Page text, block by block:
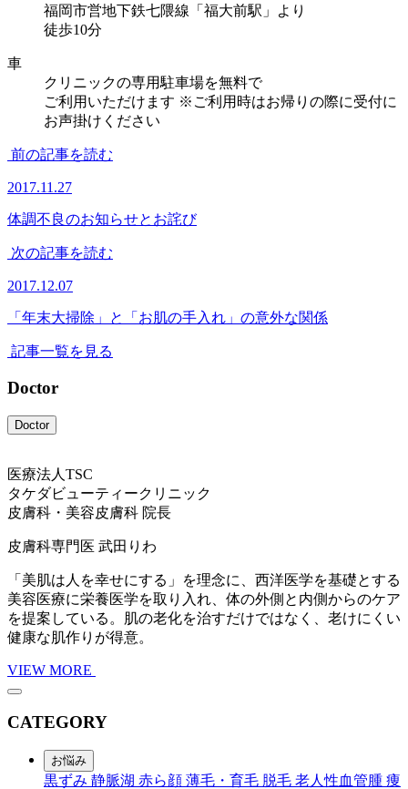
福岡市営地下鉄七隈線「福大前駅」より
徒歩10分
車
クリニックの専用駐車場を無料で
ご利用いただけます ※ご利用時はお帰りの際に受付に
お声掛けください
前の記事を読む
2017.11.27
体調不良のお知らせとお詫び
次の記事を読む
2017.12.07
「年末大掃除」と「お肌の手入れ」の意外な関係
記事一覧を見る
Doctor
Doctor
医療法人TSC
タケダビューティークリニック
皮膚科・美容皮膚科 院長
皮膚科専門医 武田りわ
「美肌は人を幸せにする」を理念に、西洋医学を基礎とする
美容医療に栄養医学を取り入れ、体の外側と内側からのケア
を提案している。肌の老化を治すだけではなく、老けにくい
健康な肌作りが得意。
VIEW MORE
CATEGORY
お悩み
黒ずみ 静脈湖 赤ら顔 薄毛・育毛 脱毛 老人性血管腫 痩